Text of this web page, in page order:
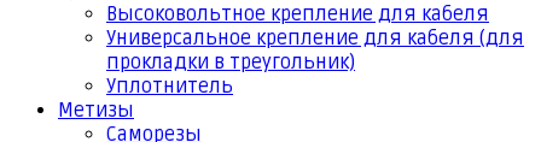
Высоковольтное крепление для кабеля
Универсальное крепление для кабеля (для
прокладки в треугольник)
Уплотнитель
Метизы
Саморезы